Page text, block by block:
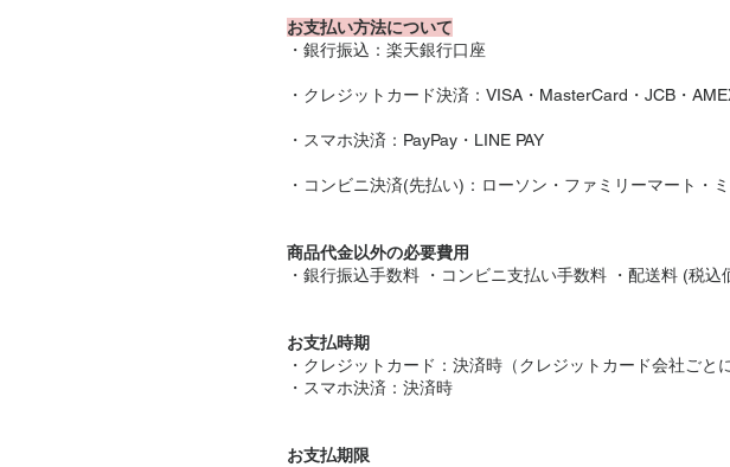
お支払い方法について
・銀行振込：楽天銀行口座
・クレジットカード決済：VISA・MasterCard・JCB・
・スマホ決済：PayPay・LINE PAY
・コンビニ決済(先払い)：ローソン・ファミリーマート・
商品代金以外の必要費用
・銀行振込手数料 ・コンビニ支払い手数料 ・配送料 (税
​お支払時期
・クレジットカード：決済時（クレジットカード会社ごと
・スマホ決済：決済時
お支払期限